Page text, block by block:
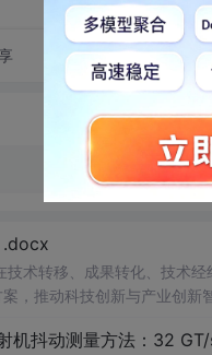
转发到动态
.docx
术转移、成果转化、技术
，推动科技创新与产业创新
机抖动测量方法：32